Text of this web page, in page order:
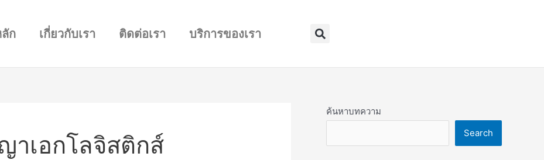
ก เกี่ยวกับเรา ติดต่อเรา บริการของเรา Search
าเอกโลจิสติกส์
ค้นหาบทความ
Search